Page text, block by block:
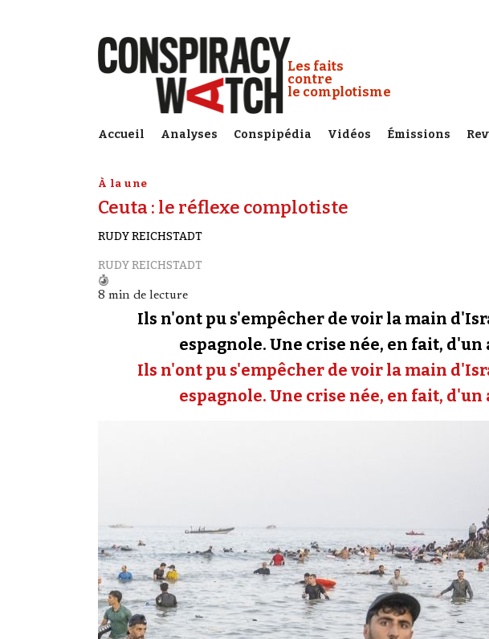
Conspiracy Watch :
Les faits
contre
le complotisme
Accueil Analyses Conspipédia Vidéos Émissions
À la une
Ceuta : le réflexe complotiste
RUDY REICHSTADT
RUDY REICHSTADT
8 min de lecture
Ils n'ont pu s'empêcher de voir la main
espagnole. Une crise née, en fait,
Ils n'ont pu s'empêcher de voir la main
espagnole. Une crise née, en fait,